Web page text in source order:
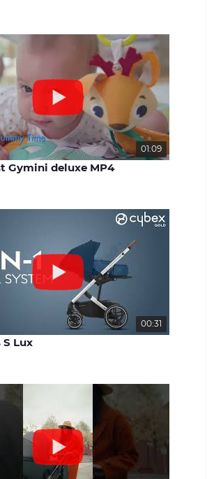
консультацію та вирішити будь-які
питання, що виникають. Наш сайт -
benext.com.ua
01:09
Gymini deluxe MP4
00:31
S Lux